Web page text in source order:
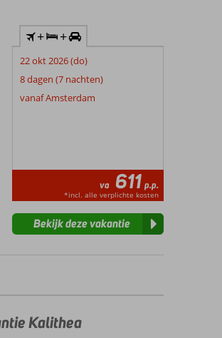
+ +
22 okt 2026 (do)
8 dagen (7 nachten)
vanaf Amsterdam
va 611 p.p.
*incl. alle verplichte kosten
Bekijk deze vakantie
Kalithea